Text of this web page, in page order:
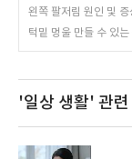
왼쪽 팔저림 원인 및
턱밑 멍울 만들 수 있
'일상 생활' 관련